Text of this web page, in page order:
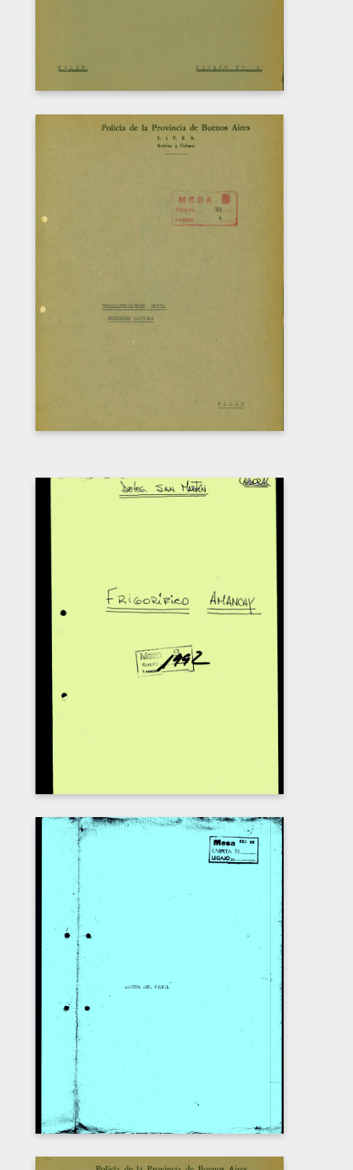
COMISIÓN INTERNA DEL
ESTABLECIMIENTO SOTYL
Carátula del legajo de la Comisión Interna
del Establecimiento Sotyl. CPM- Fondo
DIPPBA- Div. Cen. AyF, Mesa B, carpeta 93,
DESCARGAR
FRIGORÍFICO AMANCAY
Carátula del legajo del Frigorífico Amancay.
DESCARGAR
“SITUACIÓN TEXTIL”
Carátula del legajo “Situación textil”. CPM-
Fondo DIPPBA- Div. Cen. AyF, Mesa B,
DESCARGAR